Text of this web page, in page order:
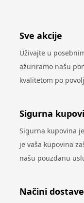
Sve akcije
Uživajte u
ažuriramo našu
kvalitetom po
Sigurna
Sigurna kupovina
je vaša kupovina
našu pouzdanu
Načini dostave